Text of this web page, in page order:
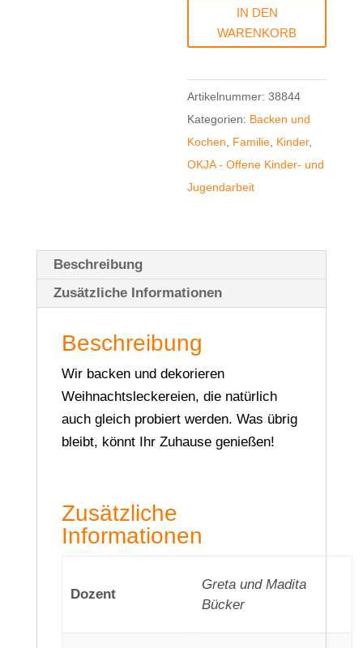
Zuckerguss
–
Plätzchen
backen
für
Kinder
von
7
bis
IN DEN
WARENKORB
Artikelnummer:38844
Kategorien: Backen und
Kochen
Familie Kinder,
OKJA - Offene Kinder- und
Jugendarbeit
Beschreibung
Zusätzliche Informationen
Beschreibung
Wir backen und dekorieren
Weihnachtsleckereien, die natürlich
auch gleich probiert werden. Was übrig
bleibt, könnt Ihr Zuhause genießen!
Zusätzliche
Informationen
Dozent
Greta und Madita
Bücker